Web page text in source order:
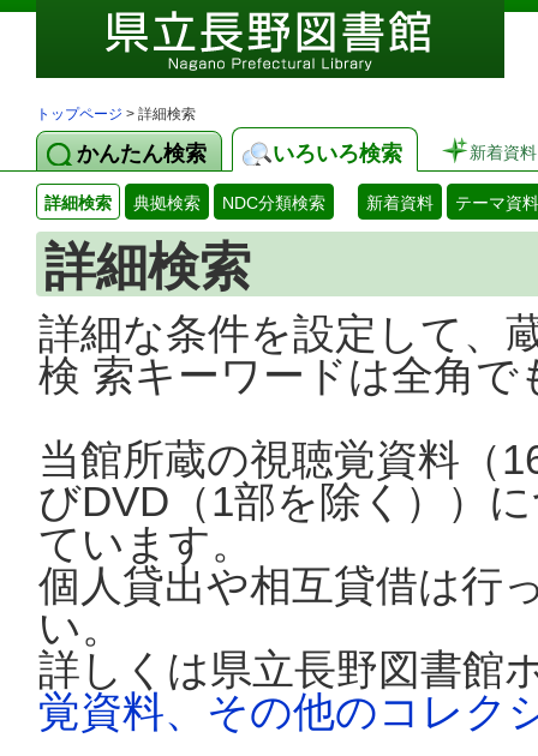
トップページ > 詳細検索
かんたん検索 いろいろ検索 新着資料
詳細検索 典拠検索 NDC分類検索 新着資料 テーマ資料
詳細検索
詳細な条件を設定して、
検 索キーワードは全角
当館所蔵の視聴覚資料（
びDVD（1部を除く））
ています。
個人貸出や相互貸借は行
い。
詳しくは県立長野図書館
覚資料、その他のコレク